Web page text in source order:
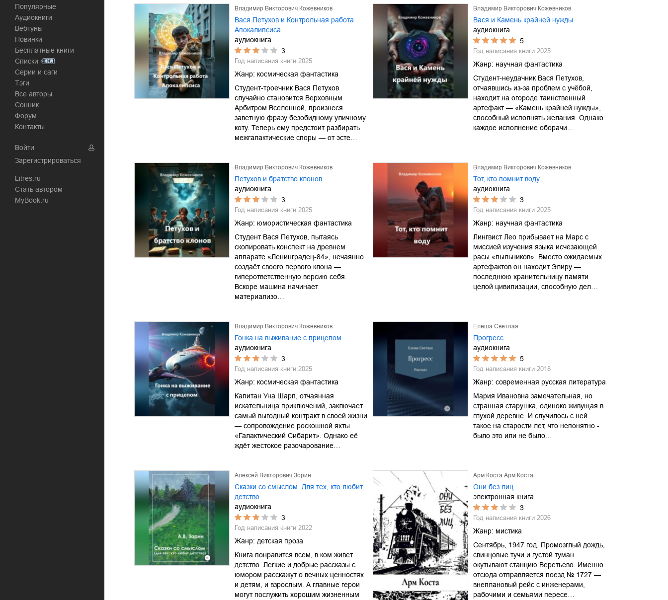
Популярные
Аудиокниги
Вебтуны
Новинки
Бесплатные книги
Списки
Серии и саги
Тэги
Все авторы
Сонник
Форум
Контакты
Войти
Зарегистрироваться
Litres.ru
Стать автором
MyBook.ru
Владимир Викторович Кожевников
Вася Петухов и Контрольная работа
Апокалипсиса
аудиокнига
3
Год написания книги 2025
Жанр: космическая фантастика
Студент-троечник Вася Петухов
случайно становится Верховным
Арбитром Вселенной, произнеся
заветную фразу безобидному уличному
коту. Теперь ему предстоит разбирать
межгалактические споры — от эсте…
Владимир Викторович Кожевников
Вася и Камень крайней нужды
аудиокнига
5
Год написания книги 2025
Жанр: научная фантастика
Студент-неудачник Вася Петухов,
отчаявшись из-за проблем с учёбой,
находит на огороде таинственный
артефакт — «Камень крайней нужды»,
способный исполнять желания. Однако
каждое исполнение оборачи…
Владимир Викторович Кожевников
Петухов и братство клонов
аудиокнига
3
Год написания книги 2025
Жанр: юмористическая фантастика
Студент Вася Петухов, пытаясь
скопировать конспект на древнем
аппарате «Ленинградец-84», нечаянно
создаёт своего первого клона —
гиперответственную версию себя.
Вскоре машина начинает
материализо…
Владимир Викторович Кожевников
Тот, кто помнит воду
аудиокнига
3
Год написания книги 2025
Жанр: научная фантастика
Лингвист Лео прибывает на Марс с
миссией изучения языка исчезающей
расы «пыльников». Вместо ожидаемых
артефактов он находит Элиру —
последнюю хранительницу памяти
целой цивилизации, способную дел…
Владимир Викторович Кожевников
Гонка на выживание с прицепом
аудиокнига
3
Год написания книги 2025
Жанр: космическая фантастика
Капитан Уна Шарп, отчаянная
искательница приключений, заключает
самый выгодный контракт в своей жизни
— сопровождение роскошной яхты
«Галактический Сибарит». Однако её
ждёт жестокое разочарование…
Елеша Светлая
Прогресс
аудиокнига
5
Год написания книги 2018
Жанр: современная русская литература
Мария Ивановна замечательная, но
странная старушка, одиноко живущая в
глухой деревне. И случилось с ней
такое на старости лет, что непонятно -
было это или не было...
Алексей Викторович Зорин
Сказки со смыслом. Для тех, кто любит
детство
аудиокнига
3
Год написания книги 2022
Жанр: детская проза
Книга понравится всем, в ком живет
детство. Легкие и добрые рассказы с
юмором расскажут о вечных ценностях
и детям, и взрослым. А главные герои
могут послужить хорошим жизненным
Арм Коста Арм Коста
Они без лиц
электронная книга
3
Год написания книги 2026
Жанр: мистика
Сентябрь, 1947 год. Промозглый дождь,
свинцовые тучи и густой туман
окутывают станцию Веретьево. Именно
отсюда отправляется поезд № 1727 —
внеплановый рейс с инженерами,
рабочими и семьями пересе…